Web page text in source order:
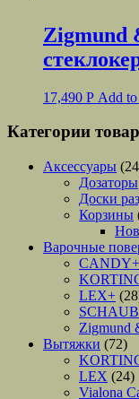
Zigmund
17,490 Р Add to
Категории
Аксессуары
Дозаторы
Доски
Корзины
Варочные
CANDY+
LEX+
Zigmund
Вытяжки (72)
LEX (24)
Vialona